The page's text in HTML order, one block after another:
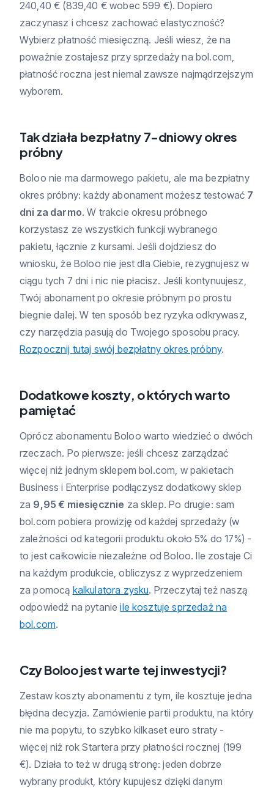
240,40 € (839,40 € wobec 599 €). Dopiero
zaczynasz i chcesz zachować elastyczność?
Wybierz płatność miesięczną. Jeśli wiesz, że na
poważnie zostajesz przy sprzedaży na bol.com,
płatność roczna jest niemal zawsze najmądrzejszym
wyborem.
Tak działa bezpłatny 7-dniowy okres
próbny
Boloo nie ma darmowego pakietu, ale ma bezpłatny
okres próbny: każdy abonament możesz testować 7
dni za darmo. W trakcie okresu próbnego
korzystasz ze wszystkich funkcji wybranego
pakietu, łącznie z kursami. Jeśli dojdziesz do
wniosku, że Boloo nie jest dla Ciebie, rezygnujesz w
ciągu tych 7 dni i nic nie płacisz. Jeśli kontynuujesz,
Twój abonament po okresie próbnym po prostu
biegnie dalej. W ten sposób bez ryzyka odkrywasz,
czy narzędzia pasują do Twojego sposobu pracy.
Rozpocznij tutaj swój bezpłatny okres próbny.
Dodatkowe koszty, o których warto
pamiętać
Oprócz abonamentu Boloo warto wiedzieć o dwóch
rzeczach. Po pierwsze: jeśli chcesz zarządzać
więcej niż jednym sklepem bol.com, w pakietach
Business i Enterprise podłączysz dodatkowy sklep
za 9,95 € miesięcznie za sklep. Po drugie: sam
bol.com pobiera prowizję od każdej sprzedaży (w
zależności od kategorii produktu około 5% do 17%) -
to jest całkowicie niezależne od Boloo. Ile zostaje Ci
na każdym produkcie, obliczysz z wyprzedzeniem
za pomocą kalkulatora zysku. Przeczytaj też naszą
odpowiedź na pytanieile kosztuje sprzedaż na
bol.com.
Czy Boloo jest warte tej inwestycji?
Zestaw koszty abonamentu z tym, ile kosztuje jedna
błędna decyzja. Zamówienie partii produktu, na który
nie ma popytu, to szybko kilkaset euro straty -
więcej niż rok Startera przy płatności rocznej (199
€). Działa to też w drugą stronę: jeden dobrze
wybrany produkt, który kupujesz dzięki danym